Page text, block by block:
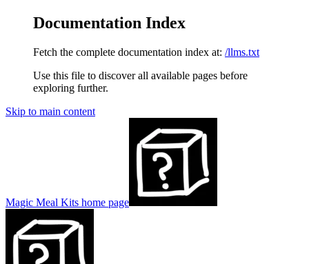
Documentation Index
Fetch the complete documentation index at: /llms.txt
Use this file to discover all available pages before
exploring further.
Skip to main content
Magic Meal Kits home page